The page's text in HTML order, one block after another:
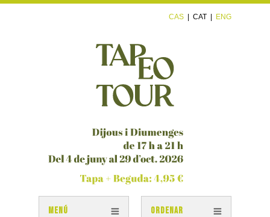
CAS CAT ENG
MENÚ ORDENAR